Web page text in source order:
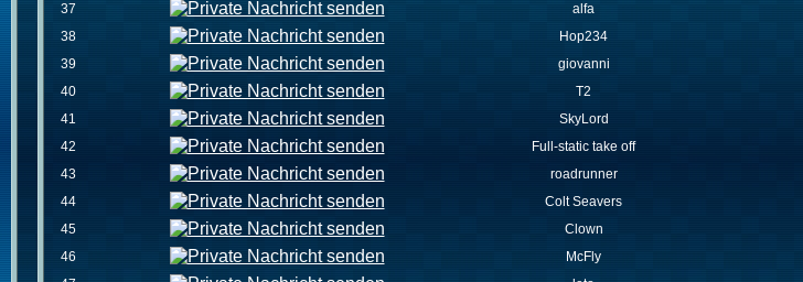
37
alfa
38
Hop234
39
giovanni
40
T2
41
SkyLord
42
Full-static take off
43
roadrunner
44
Colt Seavers
45
Clown
46
McFly